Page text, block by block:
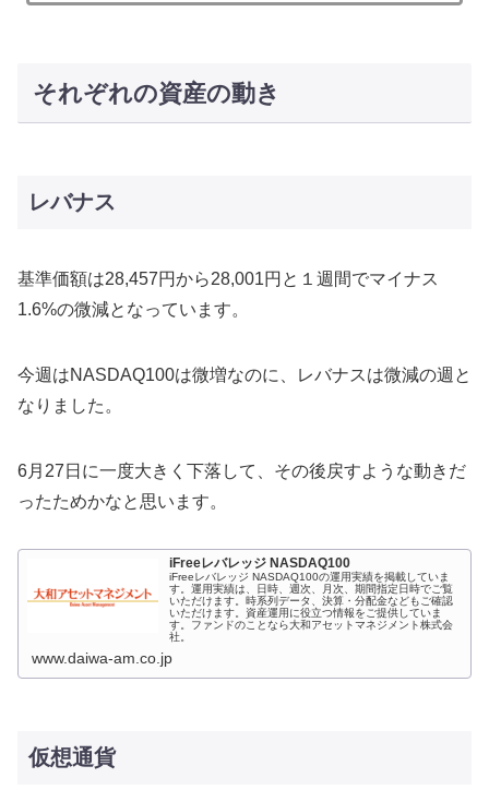
それぞれの資産の動き
レバナス
基準価額は28,457円から28,001円と１週間でマイナス
1.6%の微減となっています。
今週はNASDAQ100は微増なのに、レバナスは微減の週と
なりました。
6月27日に一度大きく下落して、その後戻すような動きだ
ったためかなと思います。
iFreeレバレッジ NASDAQ100
iFreeレバレッジ NASDAQ100の運用実績を掲載していま
す。運用実績は、日時、週次、月次、期間指定日時でご覧
いただけます。時系列データ、決算・分配金などもご確認
いただけます。資産運用に役立つ情報をご提供していま
す。ファンドのことなら大和アセットマネジメント株式会
社。
www.daiwa-am.co.jp
仮想通貨